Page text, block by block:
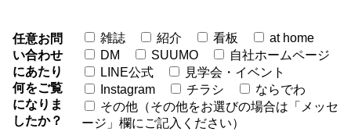
任意お問
い合わせ
にあたり
何をご覧
になりま
したか？
雑誌 紹介 看板
at home
DM
SUUMO
自社ホームページ
LINE公式
見学会・イベント
Instagram
チラシ
ならでわ
その他（その他をお選びの場合は「メッセ
ージ」欄にご記入ください）